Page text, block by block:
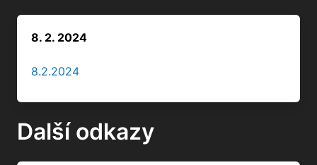
8. 2. 2024
8.2.2024
Další odkazy